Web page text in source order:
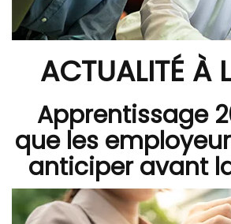
ACTUALITÉ À
Apprentissage
que les
anticiper avant